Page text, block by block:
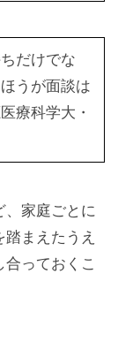
だけでな
うが面談は
療科学大・
、家庭ごとに
まえたうえ
っておくこ